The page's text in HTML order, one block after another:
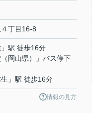
４丁目16-8
」駅 徒歩16分
岡山県）」バス停下
」駅 徒歩16分
情報の見方